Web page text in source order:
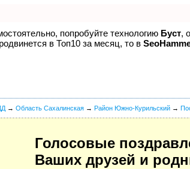
попробуйте технологию Буст,
в Топ10 за месяц, то в
→ Область Сахалинская → Район Южно-Курильский →
Голосовые
Ваших друзей и